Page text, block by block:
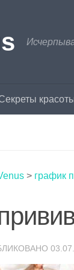
> график